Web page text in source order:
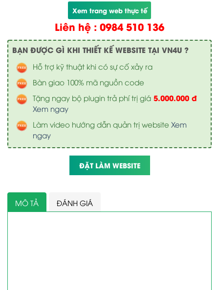
Xem trang web thực tế
Liên hệ : 0984 510 136
BẠN ĐƯỢC GÌ KHI THIẾT KẾ WEBSITE TẠI VN4U ?
Hỗ trợ kỹ thuật khi có sự cố xảy ra
Bàn giao 100% mã nguồn code
Tặng ngay bộ plugin trả phí trị giá 5.000.000 đ
Xem ngay
Làm video hướng dẫn quản trị website Xem
ngay
ĐẶT LÀM WEBSITE
MÔ TẢ ĐÁNH GIÁ